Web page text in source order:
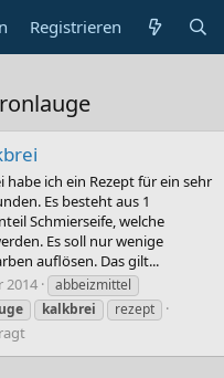
Registrieren
ich ein Rezept für ein sehr
Es besteht aus 1
Schmierseife, welche
Es soll nur wenige
auflösen. Das gilt...
2014
abbeizmittel
kalkbrei rezept